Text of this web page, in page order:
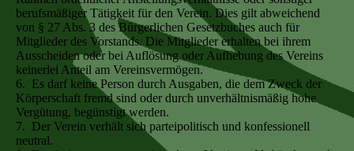
berufsmäßiger Tätigkeit für den Verein. Dies gilt abweichend
von § 27 Abs. 3 des Bürgerlichen Gesetzbuches auch für
Mitglieder des Vorstands. Die Mitglieder erhalten bei ihrem
Ausscheiden oder bei Auflösung oder Aufhebung des Vereins
keinerlei Anteil am Vereinsvermögen.
6. Es darf keine Person durch Ausgaben, die dem Zweck der
Körperschaft fremd sind oder durch unverhältnismäßig hohe
Vergütung, begünstigt werden.
7. Der Verein verhält sich parteipolitisch und konfessionell
neutral.